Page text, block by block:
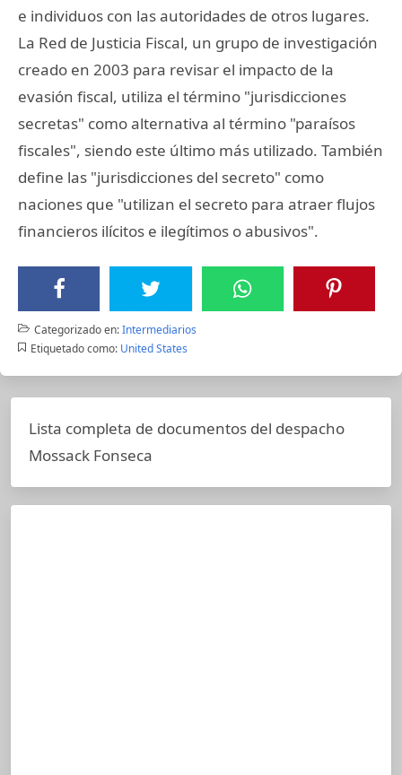
e individuos con las autoridades de otros lugares.
La Red de Justicia Fiscal, un grupo de investigación
creado en 2003 para revisar el impacto de la
evasión fiscal, utiliza el término "jurisdicciones
secretas" como alternativa al término "paraísos
fiscales", siendo este último más utilizado. También
define las "jurisdicciones del secreto" como
naciones que "utilizan el secreto para atraer flujos
financieros ilícitos e ilegítimos o abusivos".
Categorizado en:Intermediarios
Etiquetado como: United States
Lista completa de documentos del despacho
Mossack Fonseca